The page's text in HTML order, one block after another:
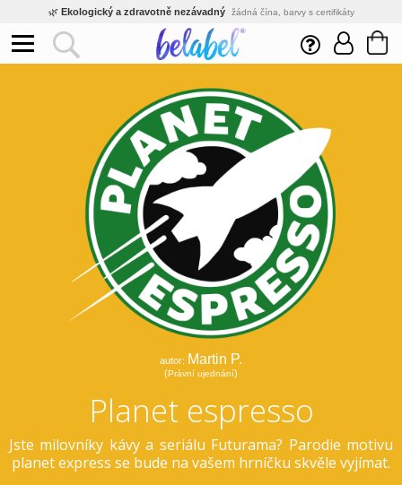
🌿 Ekologický a zdravotně nezávadný žádná čína, barvy s certifikáty
Inovativní výroba vlastní vývoj, nejnovější technologie
Rychlé dodání expedujeme do 24h
Kvalita pod kontrolou jsme přímý výrobce, žádný zprostředkovatel
Český eshop s tradicí od roku 2010 tisíce spokojených zákazníků
autor: Martin P.
(Právní ujednání)
Planet espresso
Jste milovníky kávy a seriálu Futurama? Parodie motivu
planet express se bude na vašem hrníčku skvěle vyjímat.